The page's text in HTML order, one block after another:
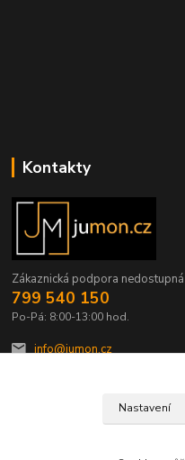
Kontakty
Zákaznická podpora
799 540 150
Po-Pá: 8:00-13:00 hod.
info@jumon.cz
Nastavení